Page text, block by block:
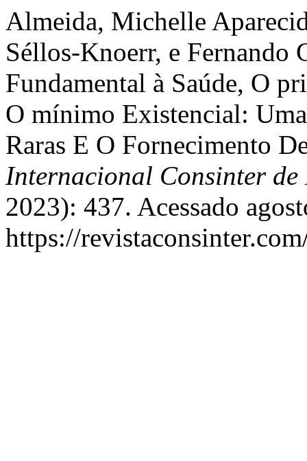
Almeida, Michelle
Séllos-Knoerr, e Fernando
Fundamental à Saúde, O
O mínimo Existencial:
Raras E O Fornecimento
Internacional Consinter
2023): 437. Acessado
https://